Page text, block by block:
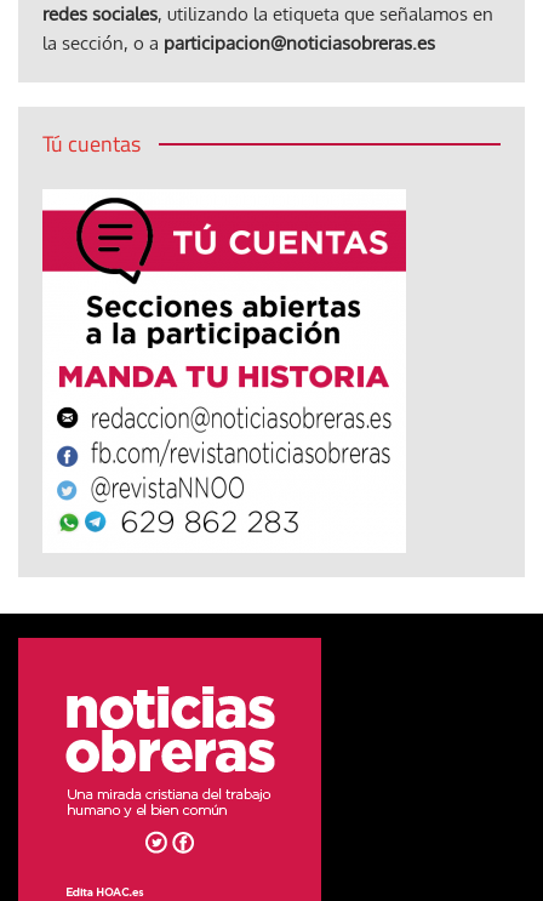
redes sociales, utilizando la etiqueta que señalamos en
la sección, o a participacion@noticiasobreras.es
Tú cuentas